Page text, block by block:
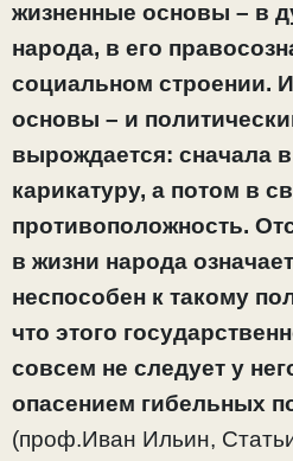
жизненные основы – в
народа, в его
социальном строении.
основы – и
вырождается: сначала
карикатуру, а потом в
противоположность.
в жизни народа
неспособен к такому
что этого
совсем не следует у
опасением гибельных
(проф.Иван Ильин,